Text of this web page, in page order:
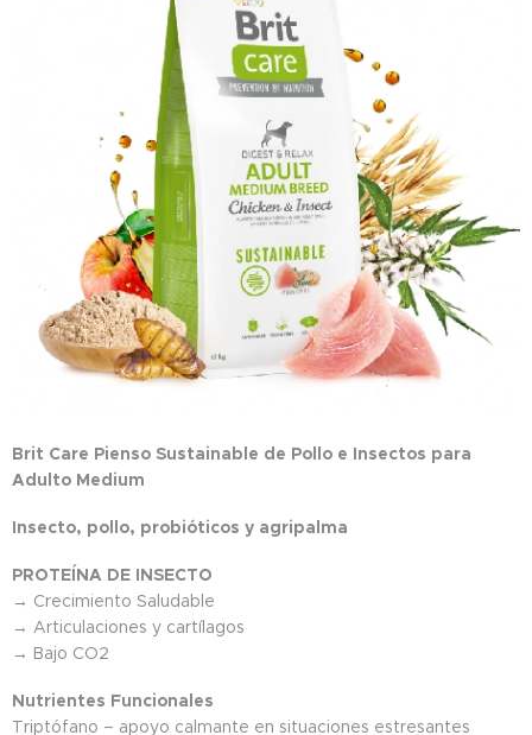
Brit Care Pienso Sustainable de Pollo e Insectos para
Adulto Medium
Insecto, pollo, probióticos y agripalma
PROTEÍNA DE INSECTO
→ Crecimiento Saludable
→ Articulaciones y cartílagos
→ Bajo CO2
Nutrientes Funcionales
Triptófano – apoyo calmante en situaciones estresantes